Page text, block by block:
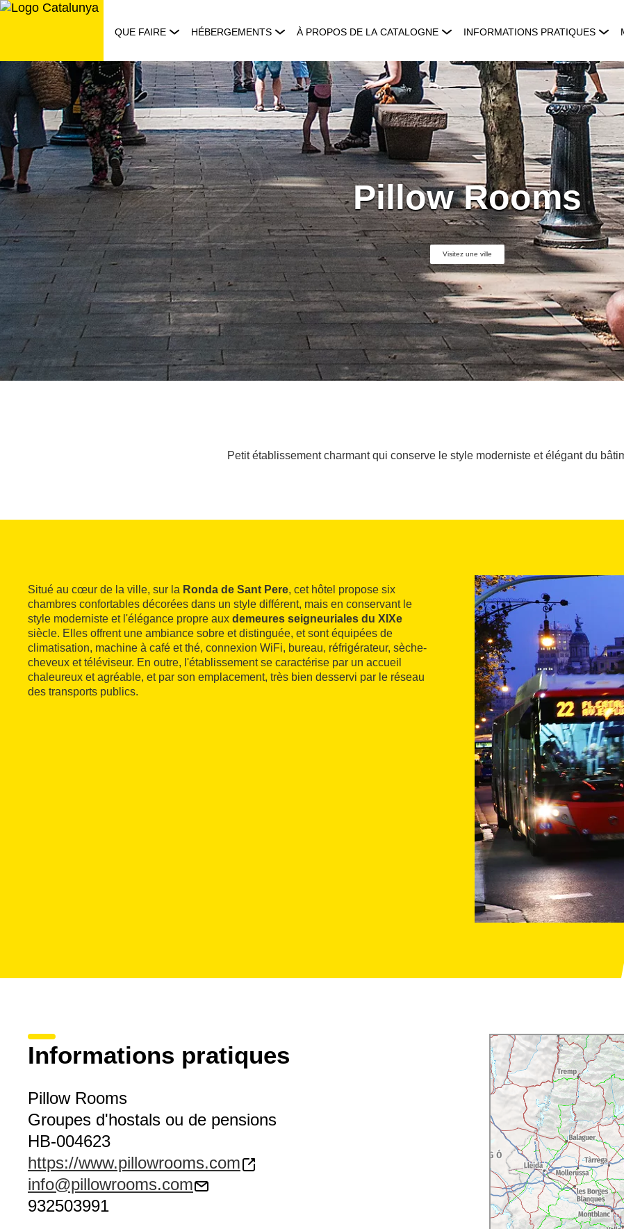
Aller
QUE FAIRE HÉBERGEMENTS À PROPOS DE LA CATALOGNE INFORMATIONS PRATIQUES
Pillow Rooms
Visitez une ville
Petit établissement charmant qui conserve le style moderniste et élégant du
Situé au cœur de la ville, sur la Ronda de Sant Pere, cet hôtel propose six
chambres confortables décorées dans un style différent, mais en conservant le
style moderniste et l'élégance propre aux demeures seigneuriales du XIXe
siècle. Elles offrent une ambiance sobre et distinguée, et sont équipées de
climatisation, machine à café et thé, connexion WiFi, bureau, réfrigérateur, sèche-
cheveux et téléviseur. En outre, l'établissement se caractérise par un accueil
chaleureux et agréable, et par son emplacement, très bien desservi par le réseau
des transports publics.
Informations pratiques
Pillow Rooms
Groupes d'hostals ou de pensions
HB-004623
https://www.pillowrooms.com
info@pillowrooms.com
932503991